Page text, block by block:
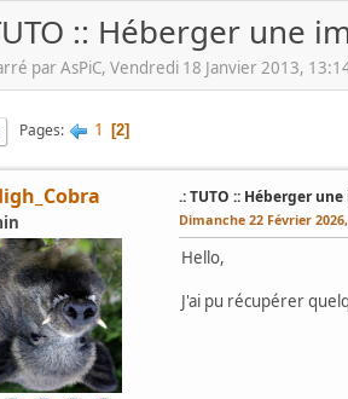
:: Héberger une
par AsPiC, Vendredi 18 Janvier 2013,
Pages 1 2
.: TUTO :: Héberger
Dimanche 22 Février
Hello,
J'ai pu récupérer